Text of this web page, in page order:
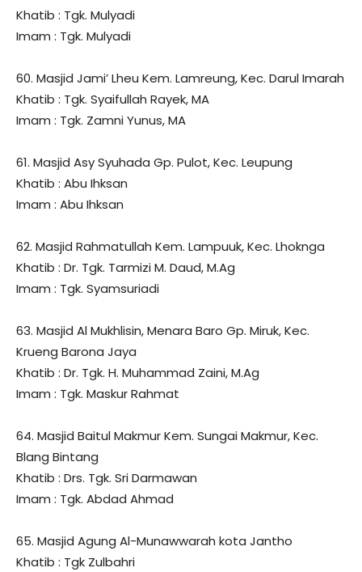
Khatib : Tgk. Mulyadi
Imam : Tgk. Mulyadi
60. Masjid Jami’ Lheu Kem. Lamreung, Kec. Darul Imarah
Khatib : Tgk. Syaifullah Rayek, MA
Imam : Tgk. Zamni Yunus, MA
61. Masjid Asy Syuhada Gp. Pulot, Kec. Leupung
Khatib : Abu Ihksan
Imam : Abu Ihksan
62. Masjid Rahmatullah Kem. Lampuuk, Kec. Lhoknga
Khatib : Dr. Tgk. Tarmizi M. Daud, M.Ag
Imam : Tgk. Syamsuriadi
63. Masjid Al Mukhlisin, Menara Baro Gp. Miruk, Kec.
Krueng Barona Jaya
Khatib : Dr. Tgk. H. Muhammad Zaini, M.Ag
Imam : Tgk. Maskur Rahmat
64. Masjid Baitul Makmur Kem. Sungai Makmur, Kec.
Blang Bintang
Khatib : Drs. Tgk. Sri Darmawan
Imam : Tgk. Abdad Ahmad
65. Masjid Agung Al-Munawwarah kota Jantho
Khatib : Tgk Zulbahri